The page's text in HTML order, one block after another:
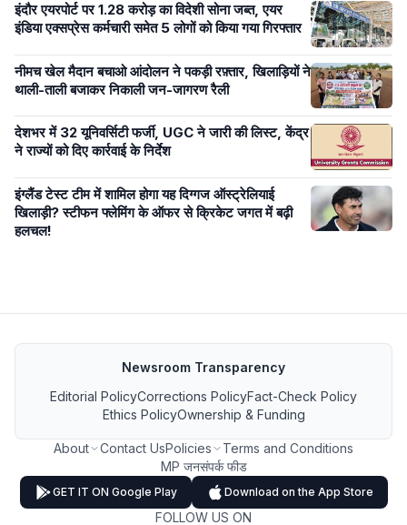
इंदौर एयरपोर्ट पर 1.28 करोड़ का विदेशी सोना जब्त, एयर
इंडिया एक्सप्रेस कर्मचारी समेत 5 लोगों को किया गया गिरफ्तार
नीमच खेल मैदान बचाओ आंदोलन ने पकड़ी रफ़्तार, खिलाड़ियों ने
थाली-ताली बजाकर निकाली जन-जागरण रैली
देशभर में 32 यूनिवर्सिटी फर्जी, UGC ने जारी की लिस्ट, केंद्र
ने राज्यों को दिए कार्रवाई के निर्देश
इंग्लैंड टेस्ट टीम में शामिल होगा यह दिग्गज ऑस्ट्रेलियाई
खिलाड़ी? स्टीफन फ्लेमिंग के ऑफर से क्रिकेट जगत में बढ़ी
हलचल!
Newsroom Transparency
Editorial PolicyCorrections PolicyFact-Check Policy
Ethics PolicyOwnership & Funding
About Contact UsPolicies
Terms and Conditions
MP जनसंपर्क फीड
GET IT ON Google Play Download on the App Store
FOLLOW US ON